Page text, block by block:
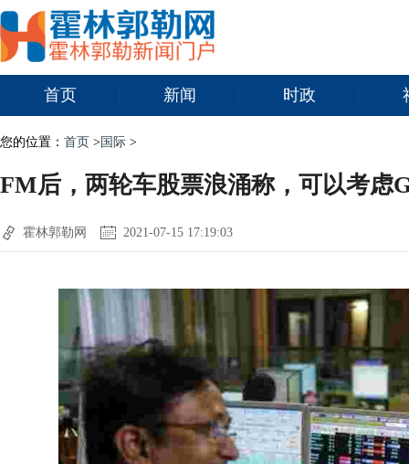
首页 新闻 时政
您的位置： 首页 > 国际 >
FM后，两轮车股票浪涌称，可以考虑
霍林郭勒网 2021-07-15 17:19:03